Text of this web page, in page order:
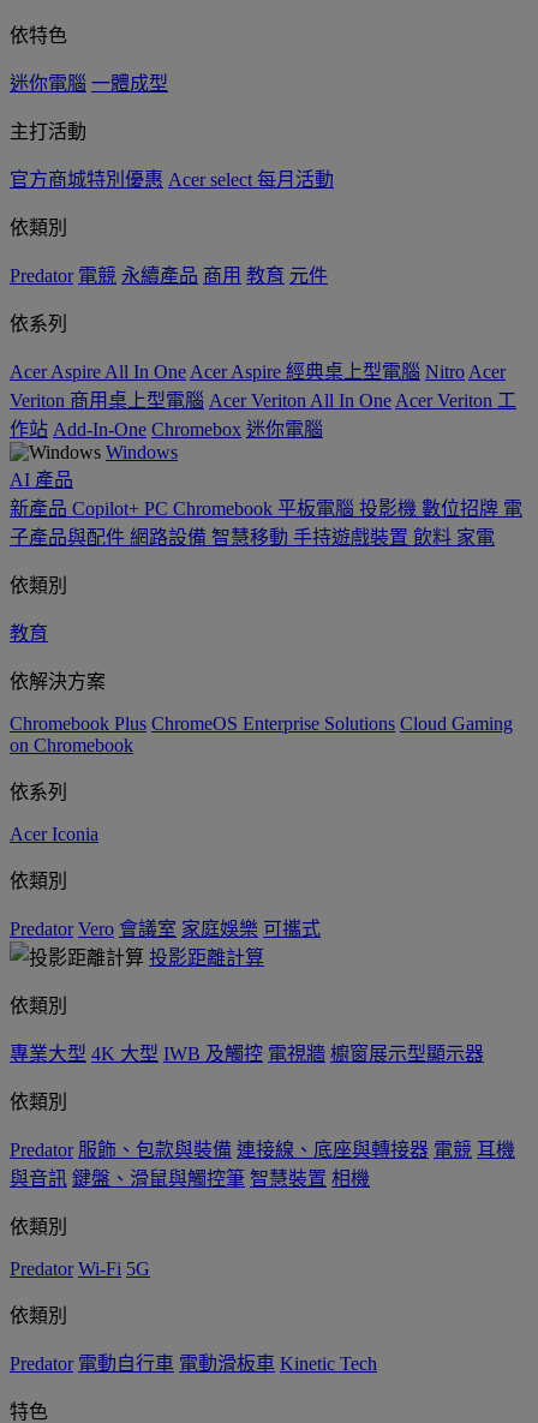
依特色
迷你電腦 一體成型
主打活動
官方商城特別優惠 Acer select 每月活動
依類別
Predator 電競 永續產品 商用 教育 元件
依系列
Acer Aspire All In One Acer Aspire 經典桌上型電腦 Nitro Acer
Veriton 商用桌上型電腦 Acer Veriton All In One Acer Veriton 工
作站 Add-In-One Chromebox 迷你電腦
Windows
AI 產品
新產品 Copilot+ PC Chromebook 平板電腦 投影機 數位招牌 電
子產品與配件 網路設備 智慧移動 手持遊戲裝置 飲料 家電
依類別
教育
依解決方案
Chromebook Plus ChromeOS Enterprise Solutions Cloud Gaming
on Chromebook
依系列
Acer Iconia
依類別
Predator Vero 會議室 家庭娛樂 可攜式
投影距離計算
依類別
專業大型 4K 大型 IWB 及觸控 電視牆 櫥窗展示型顯示器
依類別
Predator 服飾、包款與裝備 連接線、底座與轉接器 電競 耳機
與音訊 鍵盤、滑鼠與觸控筆 智慧裝置 相機
依類別
Predator Wi-Fi 5G
依類別
Predator 電動自行車 電動滑板車 Kinetic Tech
特色